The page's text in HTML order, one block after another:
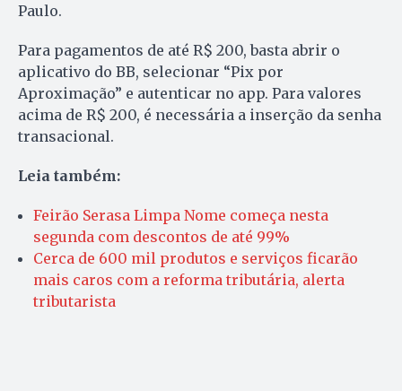
Paulo.
Para pagamentos de até R$ 200, basta abrir o
aplicativo do BB, selecionar “Pix por
Aproximação” e autenticar no app. Para valores
acima de R$ 200, é necessária a inserção da senha
transacional.
Leia também:
Feirão Serasa Limpa Nome começa nesta
segunda com descontos de até 99%
Cerca de 600 mil produtos e serviços ficarão
mais caros com a reforma tributária, alerta
tributarista